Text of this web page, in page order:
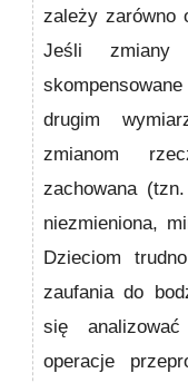
zależy zarówno
Jeśli
drugim
zmianom
zachowana
niezmieniona,
Dzieciom
zaufania do
się
operacje